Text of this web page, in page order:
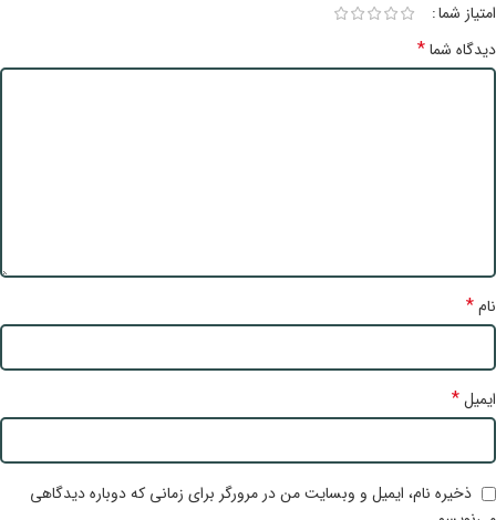
امتیاز شما
دیدگاه شما*
نام*
ایمیل*
ذخیره نام، ایمیل و وبسایت من در مرورگر برای زمانی که دوباره دیدگاهی